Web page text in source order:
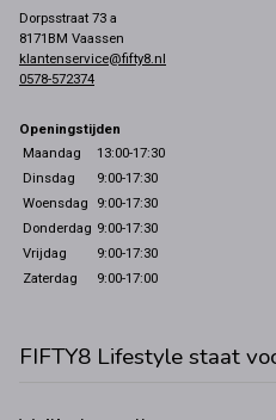
Dorpsstraat 73 a
8171BM Vaassen
klantenservice@fifty8.nl
0578-572374
Openingstijden
Maandag
13:00-17:30
Dinsdag
9:00-17:30
Woensdag
9:00-17:30
Donderdag 9:00-17:30
Vrijdag
9:00-17:30
Zaterdag
9:00-17:00
FIFTY8 Lifestyle staat